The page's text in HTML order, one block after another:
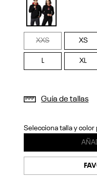
Previous
selected
XXS XS
L XL
Guía de tallas
Selecciona talla y color